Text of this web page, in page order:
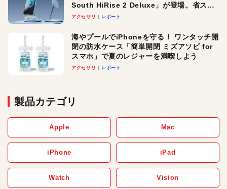
South HiRise 2 Deluxe」が登場。省スペ
ースでおしゃれに充電したい人にオスス
アクセサリ レポート
海やプールでiPhoneを守る！ ワンタッチ開
閉の防水ケース「簡単開閉 ミズアソビ for
スマホ」で夏のレジャーを満喫しよう
アクセサリ レポート
製品カテゴリ
Apple Mac
iPhone iPad
Watch Vision